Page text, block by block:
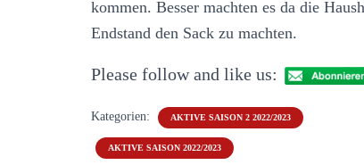
kommen. Besser machten es da die
Endstand den Sack zu machten.
Please follow and like us:
Kategorien: AKTIVE SAISON 2 2022/2023
AKTIVE SAISON 2022/2023